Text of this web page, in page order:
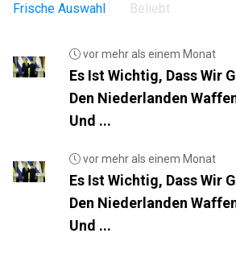
Frische Auswahl Beliebt
vor mehr als einem Monat
Es Ist Wichtig, Dass Wir
Den Niederlanden
Und ...
vor mehr als einem Monat
Es Ist Wichtig, Dass Wir
Den Niederlanden
Und ...